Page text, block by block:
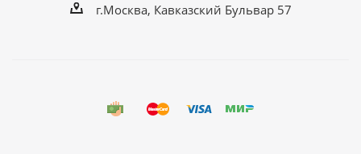
г.Москва, Кавказский Бульвар 57